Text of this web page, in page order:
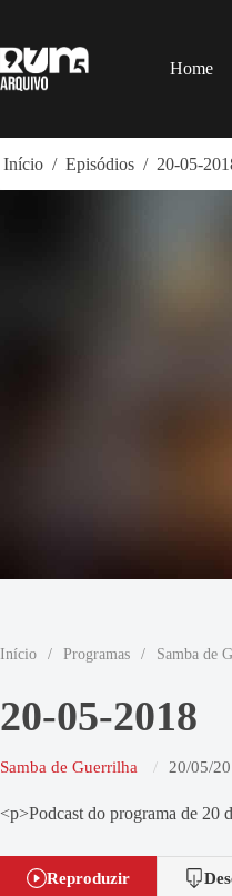
o
conteúdo
Home
Início / Episódios / 20-05-
Início / Programas / Samba de
20-05-2018
Samba de Guerrilha 20/05/
<p>Podcast do programa de 20
Reproduzir